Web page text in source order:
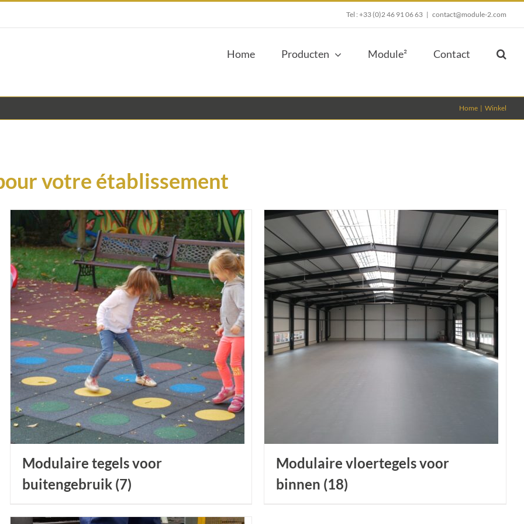
Tel : +33 (0)2 46 91 06 63 | contact@module-2.com
Home Producten Module² Contact
Home Winkel
votre établissement
Modulaire tegels voor
buitengebruik (7)
Modulaire vloertegels voor
binnen (18)